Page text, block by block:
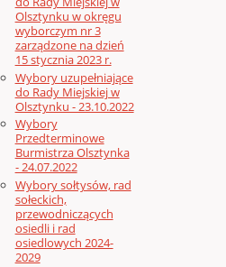
Olsztynku w okręgu
wyborczym nr 3
zarządzone na dzień
15 stycznia 2023 r.
Wybory uzupełniające
do Rady Miejskiej w
Olsztynku - 23.10.2022
Wybory
Przedterminowe
Burmistrza Olsztynka
- 24.07.2022
Wybory sołtysów, rad
sołeckich,
przewodniczących
osiedli i rad
osiedlowych 2024-
2029